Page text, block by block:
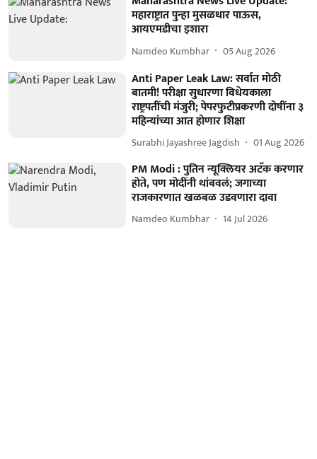
महाराष्ट्रात पुन्हा मुसळधार पाऊस,
आयएमडीचा इशारा
Namdeo Kumbhar 05 Aug 2026
Anti Paper Leak Law: सर्वात मोठी
बातमी! परीक्षा सुधारणा विधेयकाला
राष्ट्रपतींची मंजुरी; पेपरफुटीप्रकरणी दोषींना ३
महिन्यांच्या आत होणार शिक्षा
Surabhi Jayashree Jagdish 01 Aug 2026
PM Modi : पुतिन न्यूक्लियर अटॅक करणार
होते, पण मोदींनी थांबवलं; जगाच्या
राजकारणात खळबळ उडवणारा दावा
Namdeo Kumbhar 14 Jul 2026